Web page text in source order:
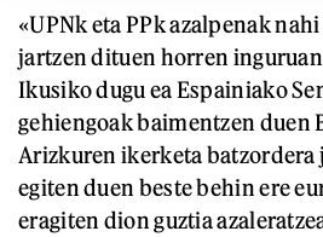
«UPNk eta PPk azalpenak
jartzen dituen horren
Ikusiko dugu ea Espainiako
gehiengoak baimentzen duen
Arizkuren ikerketa batzordera
egiten duen beste behin ere
eragiten dion guztia